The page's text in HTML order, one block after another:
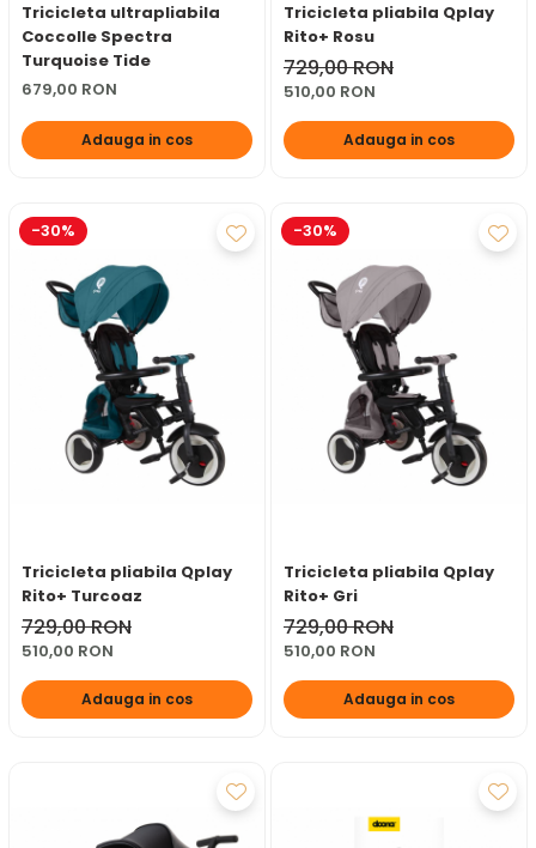
Tricicleta ultrapliabila
Coccolle Spectra
Turquoise Tide
679,00 RON
Adauga in cos
Tricicleta pliabila Qplay
Rito+ Rosu
729,00 RON
510,00 RON
Adauga in cos
-30%
Tricicleta pliabila Qplay
Rito+ Turcoaz
729,00 RON
510,00 RON
Adauga in cos
-30%
Tricicleta pliabila Qplay
Rito+ Gri
729,00 RON
510,00 RON
Adauga in cos